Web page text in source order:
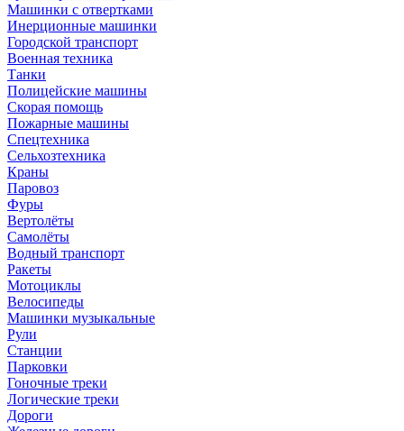
Машинки с отвертками
Инерционные машинки
Городской транспорт
Военная техника
Танки
Полицейские машины
Скорая помощь
Пожарные машины
Спецтехника
Сельхозтехника
Краны
Паровоз
Фуры
Вертолёты
Самолёты
Водный транспорт
Ракеты
Мотоциклы
Велосипеды
Машинки музыкальные
Рули
Станции
Парковки
Гоночные треки
Логические треки
Дороги